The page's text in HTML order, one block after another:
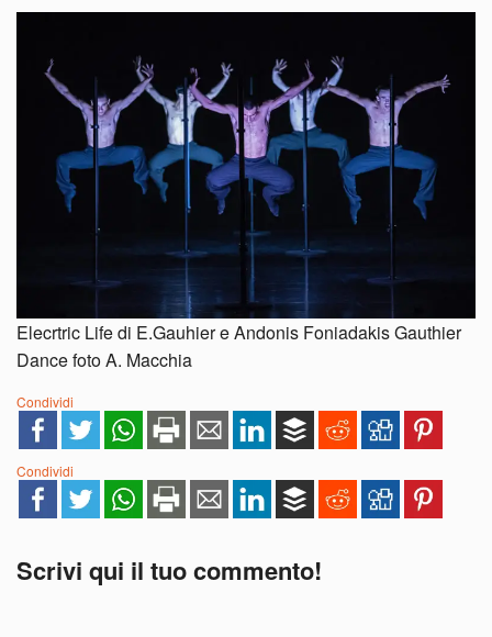
Elecrtric Life di E.Gauhier e Andonis Foniadakis Gauthier
Dance foto A. Macchia
Condividi
Condividi
Scrivi qui il tuo commento!